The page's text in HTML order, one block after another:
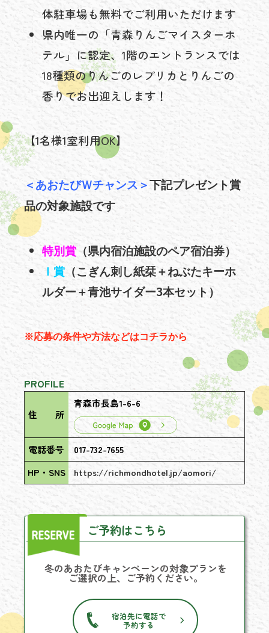
体駐車場も無料でご利用いただけます
県内唯一の「青森りんごマイスターホ
テル」に認定、1階のエントランスでは
18種類のりんごのレプリカとりんごの
香りでお出迎えします！
【1名様1室利用OK】
＜あおたびＷチャンス＞下記プレゼント賞
品の対象施設です
特別賞 （県内宿泊施設のペア宿泊券）
Ｉ賞 （こぎん刺し紙栞＋ねぶたキーホ
ルダー＋青池サイダー3本セット）
※応募の条件や方法などはコチラから
PROFILE
住 所
青森市長島1-6-6
電話番号
017-732-7655
HP・SNS
https://richmondhotel.jp/aomori/
ご予約はこちら
冬のあおたびキャンペーンの対象プランを
ご選択の上、ご予約ください。
宿泊先に電話で
予約する